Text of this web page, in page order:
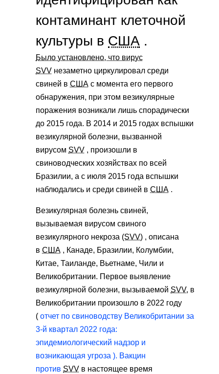
контаминант клеточной
культуры в США .
Было установлено, что вирус
SVV незаметно циркулировал среди
свиней в США с момента его первого
обнаружения, при этом везикулярные
поражения возникали лишь спорадически
до 2015 года. В 2014 и 2015 годах вспышки
везикулярной болезни, вызванной
вирусом SVV , произошли в
свиноводческих хозяйствах по всей
Бразилии, а с июля 2015 года вспышки
наблюдались и среди свиней в США .
Везикулярная болезнь свиней,
вызываемая вирусом свиного
везикулярного некроза (SVV) , описана
в США , Канаде, Бразилии, Колумбии,
Китае, Таиланде, Вьетнаме, Чили и
Великобритании. Первое выявление
везикулярной болезни, вызываемой SVV, в
Великобритании произошло в 2022 году
( отчет по свиноводству Великобритании за
3-й квартал 2022 года:
эпидемиологический надзор и
возникающая угроза ). Вакцин
против SVV в настоящее время